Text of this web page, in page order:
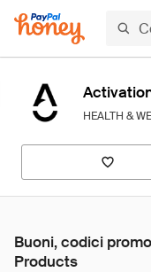
HEALTH &
Buoni, codici
Products